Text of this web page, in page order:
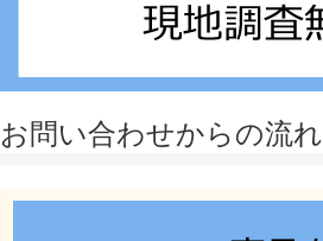
お問い合わせからの流れ